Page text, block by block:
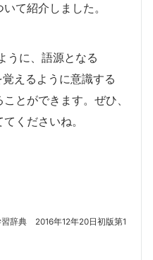
て紹介しました。
うに、語源となる
えるように意識する
とができます。ぜひ、
くださいね。
辞典 2016年12年20日初版第1